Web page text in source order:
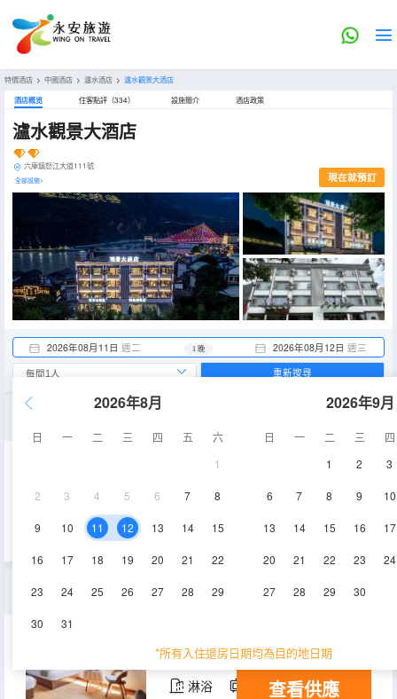
特價酒店 > 中國酒店 > 瀘水酒店 > 瀘水觀景大酒店
酒店概览 住客點評（334） 設施簡介 酒店政策
瀘水觀景大酒店
六庫鎮怒江大道111號
全部設施> 現在就預訂
2026年08月11日 週二 2026年08月12日 週三
1 晚
2026年8月
日 一 二 三 四 五
六
1
2 3 4 5 6 7 8
9 10 11 12 13 14 15
16 17 18 19 20 21 22
23 24 25 26 27 28 29
30 31
2026年9月
日 一 二 三
四
1
2 3
6 7 8 9 10
13 14 15 16 17
20 21 22 23 24
27 28 29 30
*所有入住退房日期均為目的地日期
重新搜尋
空調
觀景雙床房
26㎡ 2-7層 空調
淋浴 電視機
查看供應